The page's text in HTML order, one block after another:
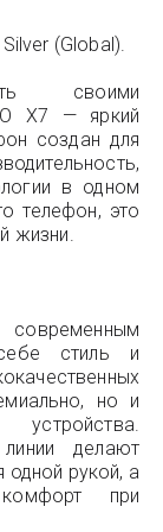
(Global).
своими
X7 — яркий
создан для
в одном
телефон, это
жизни.
современным
стиль и
но и
делают
одной рукой, а
при